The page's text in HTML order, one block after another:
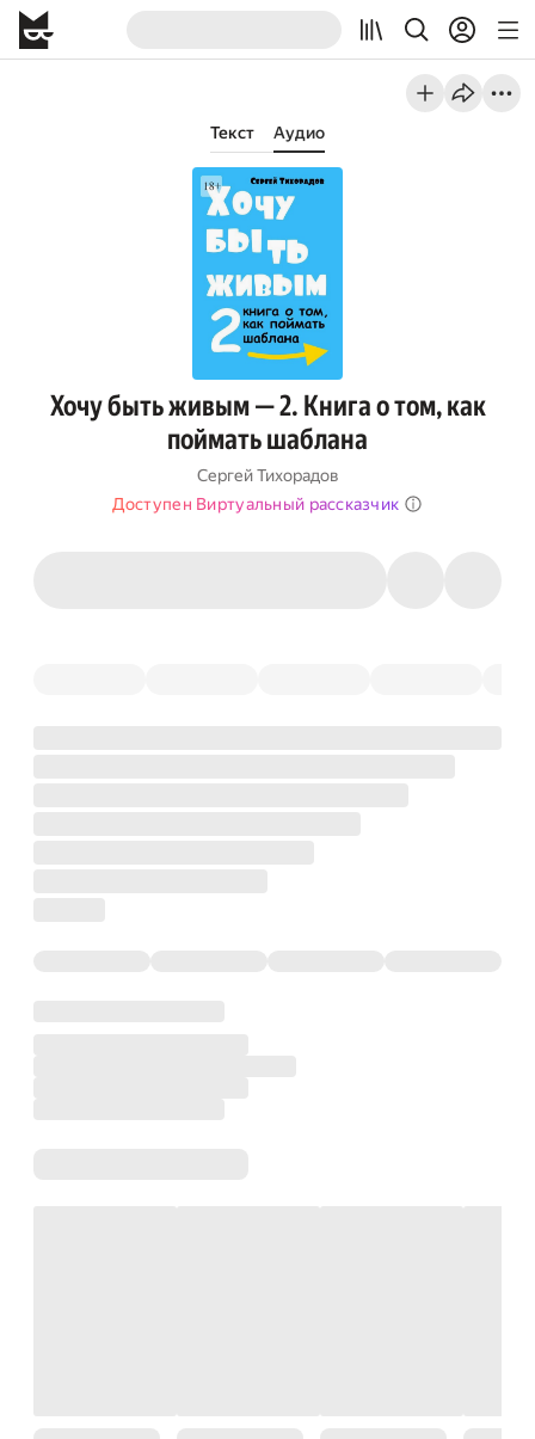
Текст Аудио
Хочу быть живым — 2. Книга о том, как
поймать шаблана
Сергей Тихорадов
Доступен Виртуальный рассказчик